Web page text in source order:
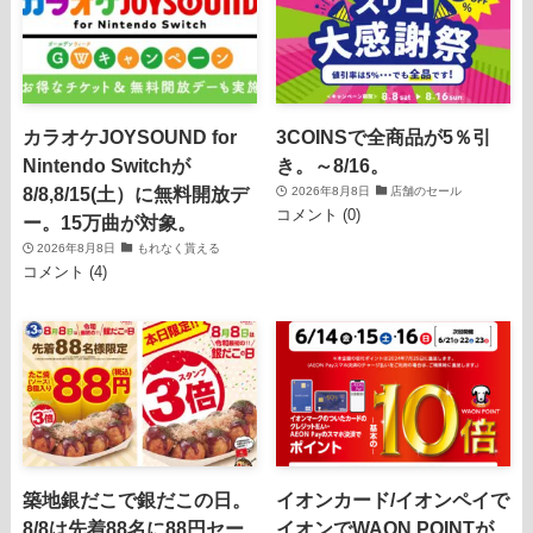
カラオケJOYSOUND for
Nintendo Switchが
8/8,8/15(土）に無料開放デ
ー。15万曲が対象。
2026年8月8日 もれなく貰える
コメント (4)
3COINSで全商品が5％引
き。～8/16。
2026年8月8日 店舗のセール
コメント (0)
築地銀だこで銀だこの日。
8/8は先着88名に88円セー
イオンカード/イオンペイで
イオンでWAON POINTが